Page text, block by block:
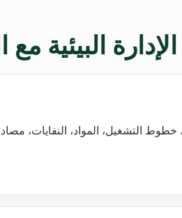
البيئية مع
التشغيل، المواد، النفايات،